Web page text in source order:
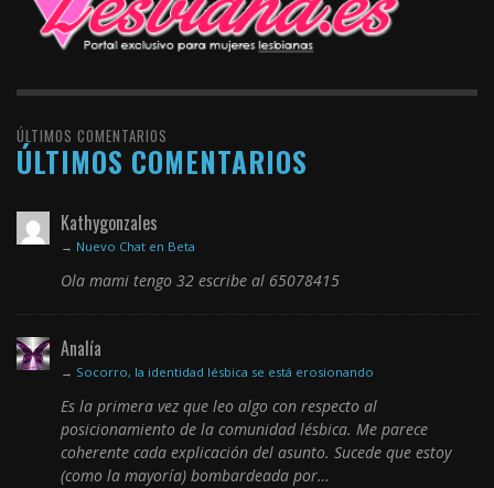
ÚLTIMOS COMENTARIOS
ÚLTIMOS COMENTARIOS
Kathygonzales
→ Nuevo Chat en Beta
Ola mami tengo 32 escribe al 65078415
Analía
→ Socorro, la identidad lésbica se está erosionando
Es la primera vez que leo algo con respecto al
posicionamiento de la comunidad lésbica. Me parece
coherente cada explicación del asunto. Sucede que estoy
(como la mayoría) bombardeada por…